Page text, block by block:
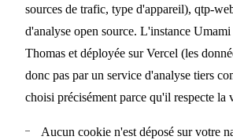
sources de trafic, type d'appareil), qtp-
d'analyse open source. L'instance
Thomas et déployée sur Vercel (les
donc pas par un service d'analyse tiers
choisi précisément parce qu'il respecte la
Aucun cookie n'est déposé sur votre